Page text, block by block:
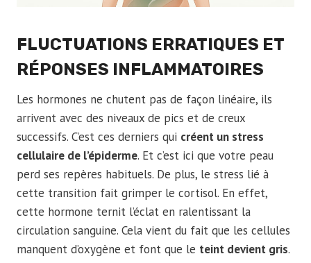
FLUCTUATIONS ERRATIQUES ET
RÉPONSES INFLAMMATOIRES
Les hormones ne chutent pas de façon linéaire, ils
arrivent avec des niveaux de pics et de creux
successifs. C’est ces derniers qui créent un stress
cellulaire de l’épiderme. Et c’est ici que votre peau
perd ses repères habituels. De plus, le stress lié à
cette transition fait grimper le cortisol. En effet,
cette hormone ternit l’éclat en ralentissant la
circulation sanguine. Cela vient du fait que les cellules
manquent d’oxygène et font que le teint devient gris.